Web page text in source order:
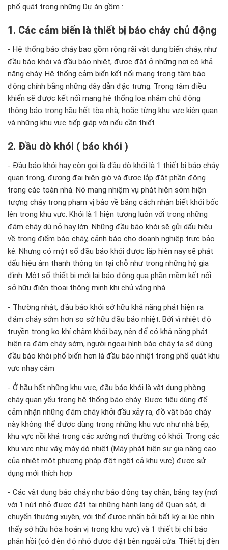
phổ quát trong những Dự án gồm :
1. Các cảm biến là thiết bị báo cháy chủ động
- Hệ thống báo cháy bao gồm rộng rãi vật dụng biến cháy, như
đầu báo khói và đầu báo nhiệt, được đặt ở những nơi có khả
năng cháy. Hệ thống cảm biến kết nối mang trọng tâm báo
động chính bằng những dây dẫn đặc trưng. Trọng tâm điều
khiển sẽ được kết nối mang hê thống loa nhằm chủ động
thông báo trong hầu hết tòa nhà, hoặc từng khu vực kiên quan
và những khu vực tiếp giáp với nếu cần thiết
2. Đầu dò khói ( báo khói )
- Đầu báo khói hay còn gọi là đầu dò khói là 1 thiết bị báo cháy
quan trong, đương đại hiện giờ và được lắp đặt phần đông
trong các toàn nhà. Nó mang nhiệm vụ phát hiện sớm hiện
tượng cháy trong phạm vị bảo về bằng cách nhận biết khói bốc
lên trong khu vực. Khói là 1 hiện tượng luôn với trong những
đám cháy dù nỏ hay lớn. Những đầu báo khói sẽ gửi dấu hiệu
về trọng điểm báo cháy, cảnh báo cho doanh nghiệp trực bảo
kê. Nhưng có một số đầu báo khói được lắp hiên nay sẽ phát
dấu hiệu âm thanh thông tin tại chỗ như trong những hộ gia
đình. Một số thiết bị mới lại báo động qua phần mềm kết nối
sở hữu điện thoại thông minh khi chủ vắng nhà
- Thường nhật, đầu báo khói sở hữu khả năng phát hiện ra
đám cháy sớm hơn so sở hữu đầu báo nhiệt. Bởi vì nhiệt độ
truyền trong ko khí chậm khói bay, nên để có khả năng phát
hiện ra đám cháy sớm, người ngoại hình báo cháy ta sẽ dùng
đầu báo khói phổ biến hơn là đầu báo nhiệt trong phổ quát khu
vực nhạy cảm
- Ở hầu hết những khu vực, đầu báo khói là vật dụng phòng
cháy quan yếu trong hệ thống báo cháy. Được tiêu dùng để
cảm nhận những đám cháy khởi đầu xảy ra, đồ vật báo cháy
này không thể được dùng trong những khu vực như nhà bếp,
khu vực nồi khá trong các xưởng nơi thường có khói. Trong các
khu vực như vậy, máy dò nhiệt (Máy phát hiện sự gia nâng cao
của nhiệt một phương pháp đột ngột cả khu vực) được sử
dụng mới thích hợp
- Các vật dụng báo cháy như báo động tay chân, bằng tay (nơi
với 1 nút nhỏ được đặt tại những hành lang dễ Quan sát, di
chuyển thường xuyên, với thể được nhấn bởi bất kỳ ai lúc nhìn
thấy sở hữu hỏa hoán vị trong khu vực) và 1 thiết bị chỉ báo
phản hồi (có đèn đỏ nhỏ được đặt bên ngoài cửa. Thiết bị đèn